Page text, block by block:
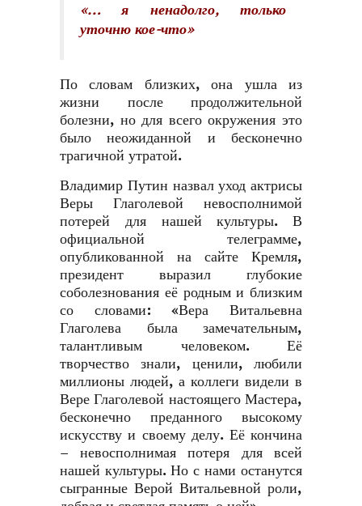
«… я ненадолго, только
уточню кое-что»
По словам близких, она ушла из
жизни после продолжительной
болезни, но для всего окружения это
было неожиданной и бесконечно
трагичной утратой.
Владимир Путин назвал уход актрисы
Веры Глаголевой невосполнимой
потерей для нашей культуры. В
официальной телеграмме,
опубликованной на сайте Кремля,
президент выразил глубокие
соболезнования её родным и близким
со словами: «Вера Витальевна
Глаголева была замечательным,
талантливым человеком. Её
творчество знали, ценили, любили
миллионы людей, а коллеги видели в
Вере Глаголевой настоящего Мастера,
бесконечно преданного высокому
искусству и своему делу. Её кончина
– невосполнимая потеря для всей
нашей культуры. Но с нами останутся
сыгранные Верой Витальевной роли,